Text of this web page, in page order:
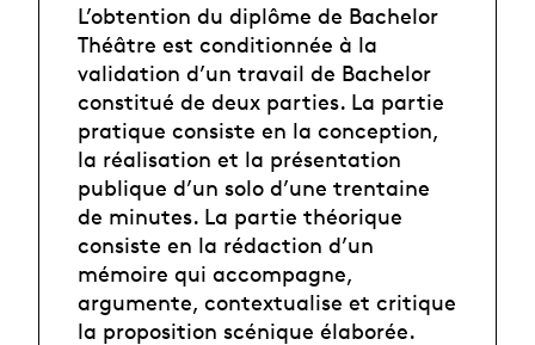
L’obtention du diplôme de Bachelor
Théâtre est conditionnée à la
validation d’un travail de Bachelor
constitué de deux parties. La partie
pratique consiste en la conception,
la réalisation et la présentation
publique d’un solo d’une trentaine
de minutes. La partie théorique
consiste en la rédaction d’un
mémoire qui accompagne,
argumente, contextualise et critique
la proposition scénique élaborée.